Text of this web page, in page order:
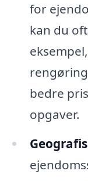
for
kan du
bedre
opgaver.